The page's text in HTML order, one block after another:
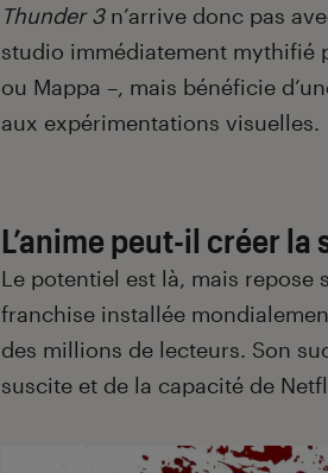
Thunder 3n’arrive donc pas
studio immédiatement mythifié
ou Mappa –, mais bénéficie
aux expérimentations visuelles.
L’anime peut-il créer
Le potentiel est là, mais repose
franchise installée
des millions de lecteurs. Son
suscite et de la capacité de